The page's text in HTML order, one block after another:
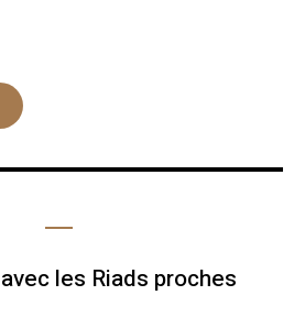
les Riads proches